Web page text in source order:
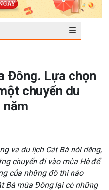
Đông. Lựa chọn
chuyến du
năm
và du lịch Cát Bà nói riêng,
chuyến đi vào mùa Hè để
của những đô thi náo
Bà mùa Đông lại có những